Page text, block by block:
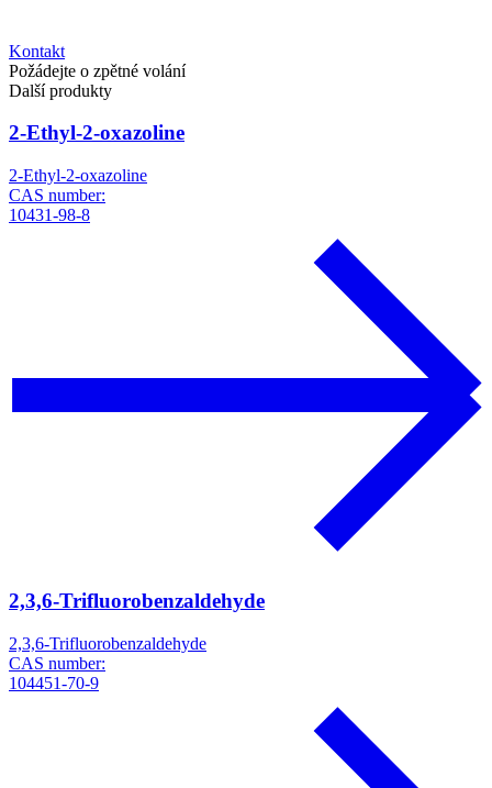
Kontakt
Požádejte o zpětné volání
Další produkty
2-Ethyl-2-oxazoline
2-Ethyl-2-oxazoline
CAS number:
10431-98-8
2,3,6-Trifluorobenzaldehyde
2,3,6-Trifluorobenzaldehyde
CAS number:
104451-70-9